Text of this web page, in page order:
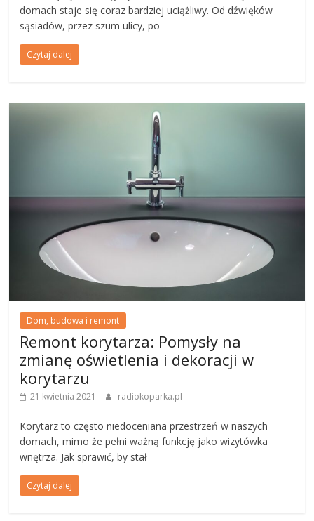
domach staje się coraz bardziej uciążliwy. Od dźwięków
sąsiadów, przez szum ulicy, po
Czytaj dalej
Dom, budowa i remont
Remont korytarza: Pomysły na
zmianę oświetlenia i dekoracji w
korytarzu
21 kwietnia 2021 radiokoparka.pl
Korytarz to często niedoceniana przestrzeń w naszych
domach, mimo że pełni ważną funkcję jako wizytówka
wnętrza. Jak sprawić, by stał
Czytaj dalej